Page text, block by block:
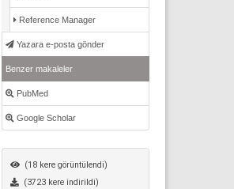
Reference Manager
Yazara e-posta gönder
Benzer makaleler
PubMed
Google Scholar
(18 kere görüntülendi)
(3723 kere indirildi)